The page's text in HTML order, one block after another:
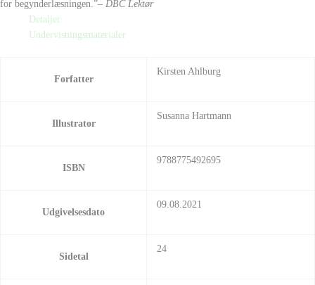
for begynderlæsningen.”– DBC Lektør
Detaljer
Undervisningsmaterialer
Forfatter
Kirsten Ahlburg
Illustrator
Susanna Hartmann
ISBN
9788775492695
Udgivelsesdato
09.08.2021
Sidetal
24